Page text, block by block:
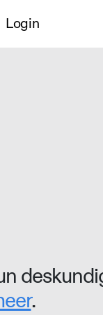
Login
.